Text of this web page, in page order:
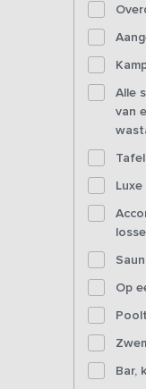
Alle
van
Op
Bar,